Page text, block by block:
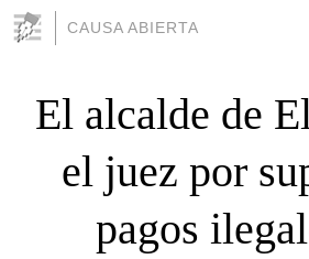
CAUSA ABIERTA
El alcalde de
el juez por
pagos